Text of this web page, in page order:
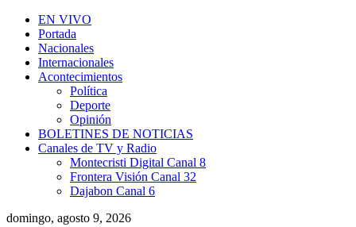
EN VIVO
Portada
Nacionales
Internacionales
Acontecimientos
Política
Deporte
Opinión
BOLETINES DE NOTICIAS
Canales de TV y Radio
Montecristi Digital Canal 8
Frontera Visión Canal 32
Dajabon Canal 6
domingo, agosto 9, 2026